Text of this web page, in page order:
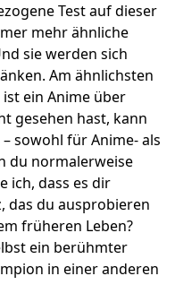
Test auf dieser
mehr ähnliche
sie werden sich
Am ähnlichsten
ist ein Anime über
gesehen hast, kann
sowohl für Anime- als
du normalerweise
ich, dass es dir
das du ausprobieren
früheren Leben?
ein berühmter
in einer anderen